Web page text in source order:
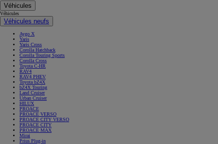
Véhicules
Véhicules
Véhicules neufs
Aygo X
Yaris
Yaris Cross
Corolla Hatchback
Corolla Touring Sports
Corolla Cross
Toyota C-HR
RAV4
RAV4 PHEV
Toyota bZ4X
bZ4X Touring
Land Cruiser
Urban Cruiser
HILUX
PROACE
PROACE VERSO
PROACE CITY VERSO
PROACE CITY
PROACE MAX
Mirai
Prius Plug-in